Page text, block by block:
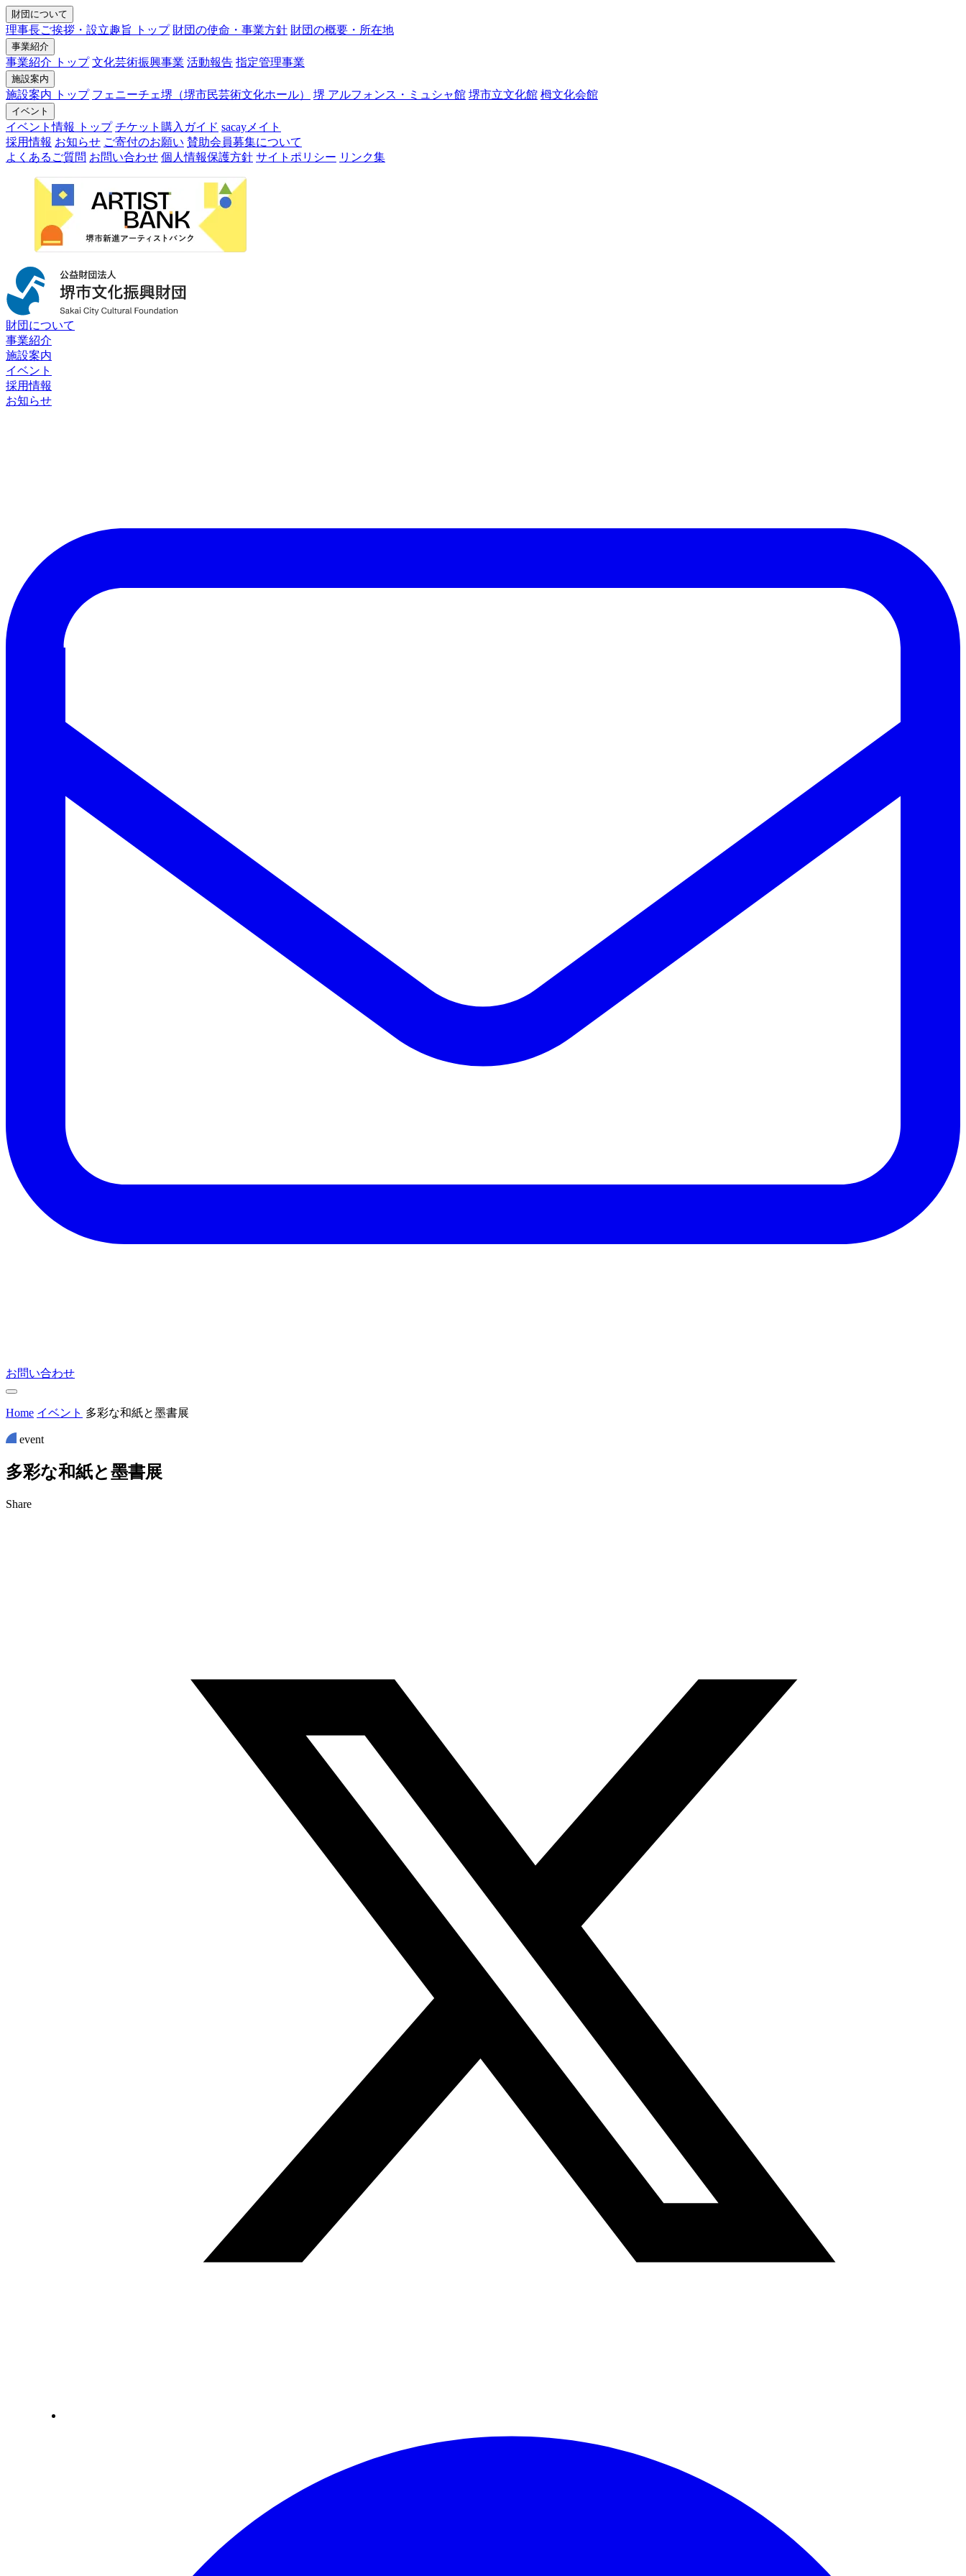
財団について
理事長ご挨拶・設立趣旨 トップ 財団の使命・事業方針 財団の概要・所在地
事業紹介
事業紹介 トップ 文化芸術振興事業 活動報告 指定管理事業
施設案内
施設案内 トップ フェニーチェ堺（堺市民芸術文化ホール） 堺 アルフォンス・ミュシャ館 堺市立文化館 栂文化会館
イベント
イベント情報 トップ チケット購入ガイド sacayメイト
採用情報 お知らせ ご寄付のお願い 賛助会員募集について
よくあるご質問 お問い合わせ 個人情報保護方針 サイトポリシー リンク集
財団について
事業紹介
施設案内
イベント
採用情報
お知らせ
お問い合わせ
Home イベント 多彩な和紙と墨書展
event
多彩な和紙と墨書展
Share